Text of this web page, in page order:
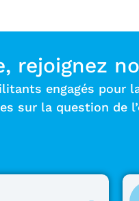
rejoignez
engagés pour
sur la question de